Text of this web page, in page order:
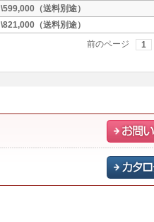
\599,000（送料別途）
\821,000（送料別途）
前のページ 1